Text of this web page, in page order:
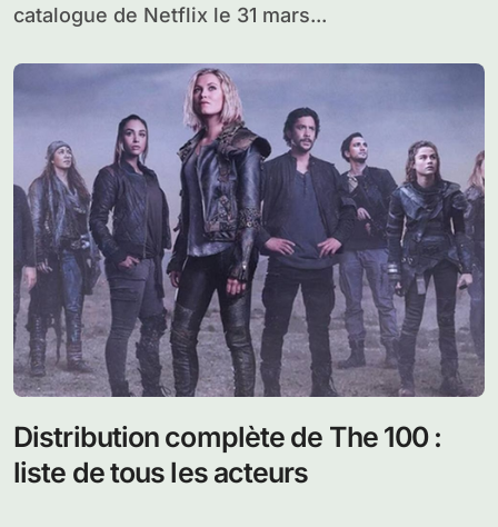
catalogue de Netflix le 31 mars...
Distribution complète de The 100 :
liste de tous les acteurs